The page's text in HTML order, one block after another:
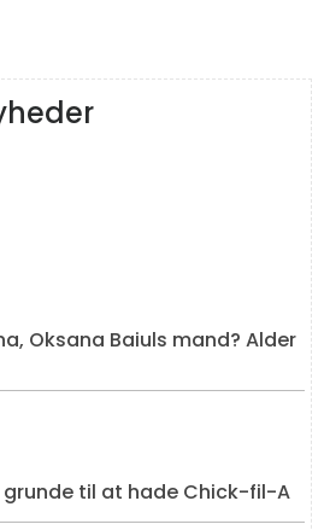
Oksana Baiuls mand? Alder
til at hade Chick-fil-A